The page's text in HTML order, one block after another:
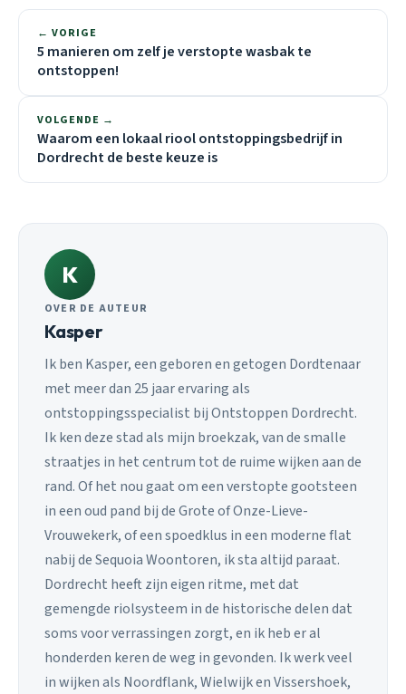
← VORIGE
5 manieren om zelf je verstopte wasbak te
ontstoppen!
VOLGENDE →
Waarom een lokaal riool ontstoppingsbedrijf in
Dordrecht de beste keuze is
K
OVER DE AUTEUR
Kasper
Ik ben Kasper, een geboren en getogen Dordtenaar
met meer dan 25 jaar ervaring als
ontstoppingsspecialist bij Ontstoppen Dordrecht.
Ik ken deze stad als mijn broekzak, van de smalle
straatjes in het centrum tot de ruime wijken aan de
rand. Of het nou gaat om een verstopte gootsteen
in een oud pand bij de Grote of Onze-Lieve-
Vrouwekerk, of een spoedklus in een moderne flat
nabij de Sequoia Woontoren, ik sta altijd paraat.
Dordrecht heeft zijn eigen ritme, met dat
gemengde riolsysteem in de historische delen dat
soms voor verrassingen zorgt, en ik heb er al
honderden keren de weg in gevonden. Ik werk veel
in wijken als Noordflank, Wielwijk en Vissershoek,